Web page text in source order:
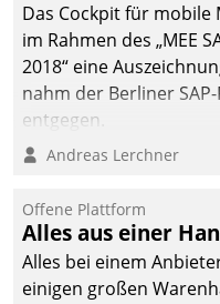
Das Cockpit für
im Rahmen des „MEE
2018“ eine
nahm der Berliner
entgegen.
Andreas Lerchner
Offene Plattform
Alles aus einer
Alles bei einem
einigen großen